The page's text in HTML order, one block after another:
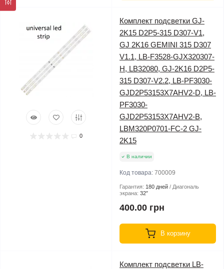
0
Комплект подсветки GJ-
2K15 D2P5-315 D307-V1,
GJ 2K16 GEMINI 315 D307
V1.1, LB-F3528-GJX320307-
H, LB32080, GJ-2K16 D2P5-
315 D307-V2.2, LB-PF3030-
GJD2P53153X7AHV2-D, LB-
PF3030-
GJD2P53153X7AHV2-B,
LBM320P0701-FC-2 GJ-
2K15
В наличии
Код товара: 700009
Гарантия: 180 дней
Диагональ
экрана: 32″
400.00 грн
В корзину
Комплект подсветки LB-